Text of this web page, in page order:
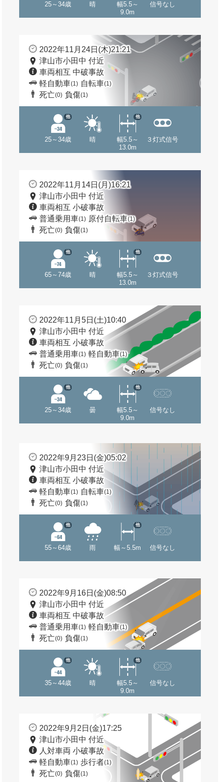
25～34歳 晴
幅5.5～
9.0m
信号なし
2022年11月24日(木)21:21
津山市小田中 付近
車両相互 中破事故
軽自動車(1) 自転車(1)
死亡(0) 負傷(1)
25～34歳
他
晴
幅5.5～
13.0m
他
３灯式信号
2022年11月14日(月)16:21
津山市小田中 付近
車両相互 小破事故
普通乗用車(1) 原付自転車(1)
死亡(0) 負傷(1)
65～74歳
他
晴
幅5.5～
13.0m
他
３灯式信号
2022年11月5日(土)10:40
津山市小田中 付近
車両相互 小破事故
普通乗用車(1) 軽自動車(1)
死亡(0) 負傷(1)
25～34歳
他
曇
幅5.5～
9.0m
他
信号なし
2022年9月23日(金)05:02
津山市小田中 付近
車両相互 小破事故
軽自動車(1) 自転車(1)
死亡(0) 負傷(1)
55～64歳
他
雨 幅～5.5m
他
信号なし
2022年9月16日(金)08:50
津山市小田中 付近
車両相互 中破事故
普通乗用車(1) 軽自動車(1)
死亡(0) 負傷(1)
35～44歳
他
晴
幅5.5～
9.0m
他
信号なし
2022年9月2日(金)17:25
津山市小田中 付近
人対車両 小破事故
軽自動車(1) 歩行者(1)
死亡(0) 負傷(1)